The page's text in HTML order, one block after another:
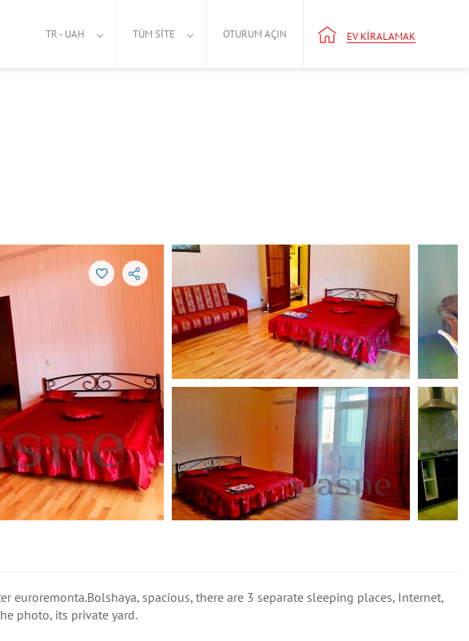
TR - UAH TÜM SITE OTURUM AÇIN EV KIRALAMAK
euroremonta.Bolshaya, spacious, there are 3 separate sleeping places, Internet,
photo, its private yard.